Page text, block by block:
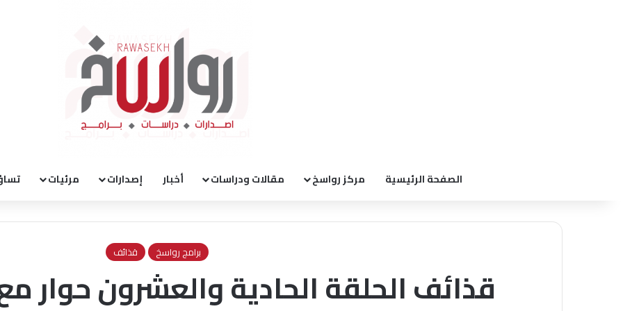
الصفحة الرئيسية مركز رواسخ مقالات ودراسات أخبار إصدارات مرئيات
برامج رواسخ قذائف
قذائف الحلقة الحادية والعشرون